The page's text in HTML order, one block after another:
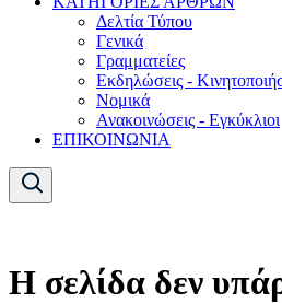
Δελτία Τύπου
Γενικά
Γραμματείες
Εκδηλώσεις -
Νομικά
Ανακοινώσεις - Εγκύκλιοι
ΕΠΙΚΟΙΝΩΝΙΑ
Η σελίδα δεν